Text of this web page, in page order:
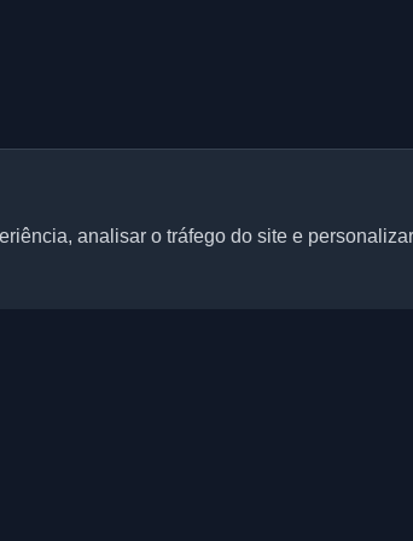
analisar o tráfego do site e